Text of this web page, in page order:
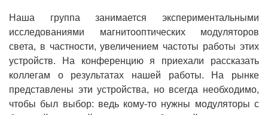
Наша группа занимается экспериментальными
исследованиями магнитооптических модуляторов
света, в частности, увеличением частоты работы этих
устройств. На конференцию я приехали рассказать
коллегам о результатах нашей работы. На рынке
представлены эти устройства, но всегда необходимо,
чтобы был выбор: ведь кому-то нужны модуляторы с